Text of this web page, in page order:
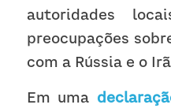
autoridades
preocupações
com a Rússia e o
Em uma